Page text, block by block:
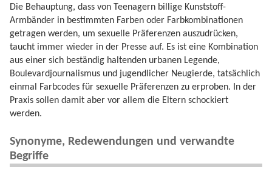
Die Behauptung, dass von Teenagern billige Kunststoff-
Armbänder in bestimmten Farben oder Farbkombinationen
getragen werden, um sexuelle Präferenzen auszudrücken,
taucht immer wieder in der Presse auf. Es ist eine Kombination
aus einer sich beständig haltenden urbanen Legende,
Boulevardjournalismus und jugendlicher Neugierde, tatsächlich
einmal Farbcodes für sexuelle Präferenzen zu erproben. In der
Praxis sollen damit aber vor allem die Eltern schockiert
werden.
Synonyme, Redewendungen und verwandte
Begriffe